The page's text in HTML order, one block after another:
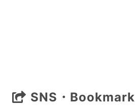
SNS・Bookmark